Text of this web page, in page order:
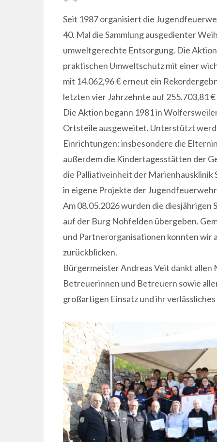
Seit 1987 organisiert die
40. Mal die Sammlung ausgedienter
umweltgerechte Entsorgung. Die
praktischen Umweltschutz mit einer
mit 14.062,96 € erneut ein
letzten vier Jahrzehnte auf 255.703,81
Die Aktion begann 1981 in
Ortsteile ausgeweitet. Unterstützt
Einrichtungen: insbesondere die
außerdem die Kindertagesstätten der
die Palliativeinheit der
in eigene Projekte der
Am 08.05.2026 wurden die diesjährigen
auf der Burg Nohfelden übergeben.
und Partnerorganisationen konnten wir
zurückblicken.
Bürgermeister Andreas Veit dankt
Betreuerinnen und Betreuern sowie
großartigen Einsatz und ihr